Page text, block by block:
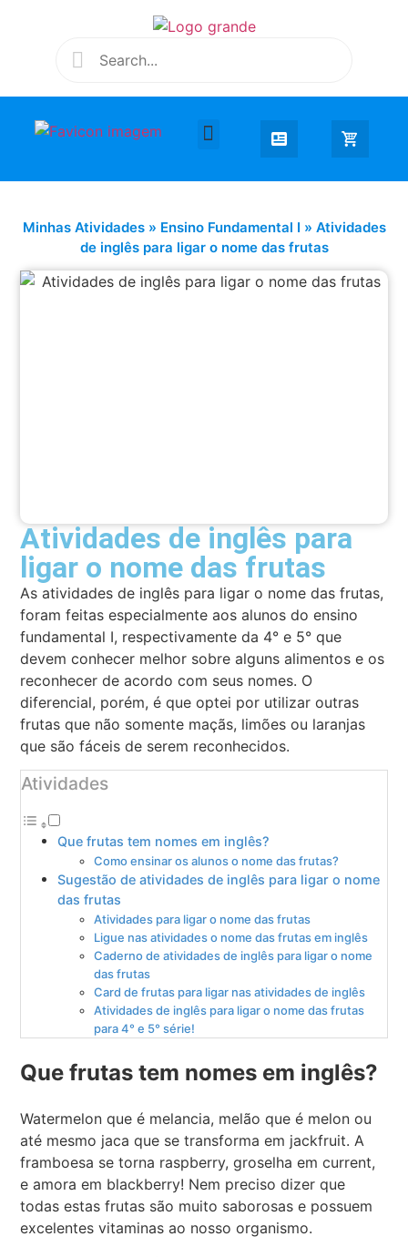
Minhas Atividades» Ensino Fundamental I » Atividades
de inglês para ligar o nome das frutas
Atividades de inglês para
ligar o nome das frutas
As atividades de inglês para ligar o nome das frutas,
foram feitas especialmente aos alunos do ensino
fundamental I, respectivamente da 4° e 5° que
devem conhecer melhor sobre alguns alimentos e os
reconhecer de acordo com seus nomes. O
diferencial, porém, é que optei por utilizar outras
frutas que não somente maçãs, limões ou laranjas
que são fáceis de serem reconhecidos.
Atividades
Que frutas tem nomes em inglês?
Como ensinar os alunos o nome das frutas?
Sugestão de atividades de inglês para ligar o nome
das frutas
Atividades para ligar o nome das frutas
Ligue nas atividades o nome das frutas em inglês
Caderno de atividades de inglês para ligar o nome
das frutas
Card de frutas para ligar nas atividades de inglês
Atividades de inglês para ligar o nome das frutas
para 4° e 5° série!
Que frutas tem nomes em inglês?
Watermelon que é melancia, melão que é melon ou
até mesmo jaca que se transforma em jackfruit. A
framboesa se torna raspberry, groselha em current,
e amora em blackberry! Nem preciso dizer que
todas estas frutas são muito saborosas e possuem
excelentes vitaminas ao nosso organismo.